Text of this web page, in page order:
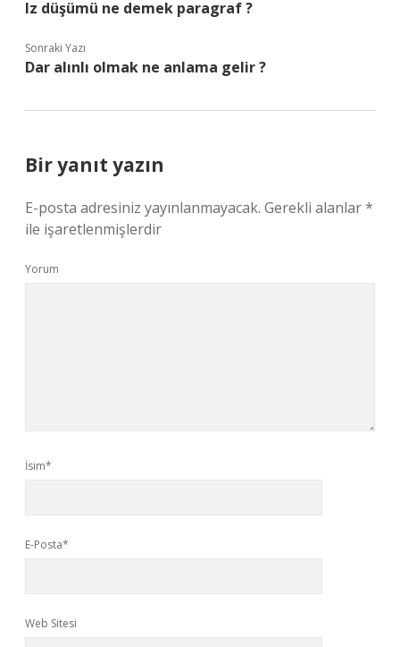
Iz düşümü ne demek paragraf ?
Sonraki Yazı
Dar alınlı olmak ne anlama gelir ?
Bir yanıt yazın
E-posta adresiniz yayınlanmayacak. Gerekli alanlar*
ile işaretlenmişlerdir
Yorum
İsim*
E-Posta*
Web Sitesi